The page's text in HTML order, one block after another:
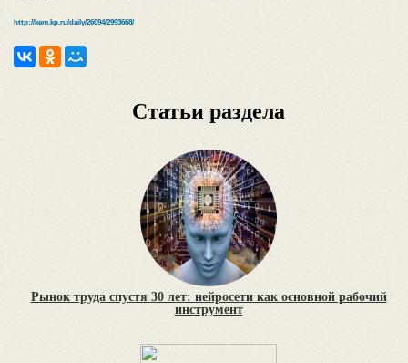
http://kem.kp.ru/daily/26094/2993668/
Статьи раздела
Рынок труда спустя 30 лет: нейросети как основной рабочий
инструмент